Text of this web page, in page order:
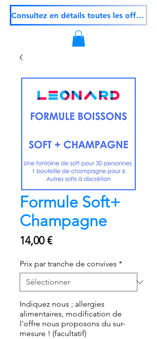
Consultez en détails toutes les offres
Formule Soft+
Champagne
14,00 €Prix
Prix par tranche de convives *
Indiquez nous ; allergies
alimentaires, modification de
l'offre nous proposons du sur-
mesure ! (facultatif)